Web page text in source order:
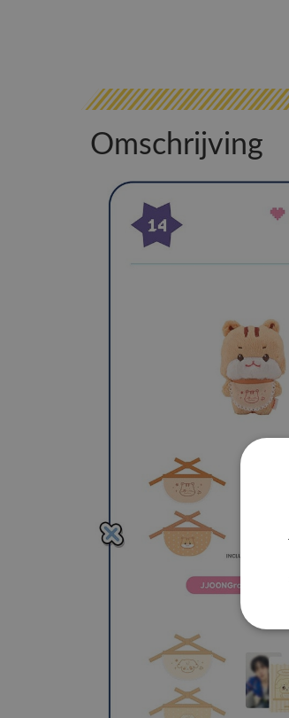
Omschrijving